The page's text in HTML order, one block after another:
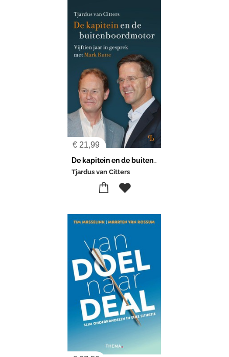
€ 21,99
De kapitein en de buitenboordmotor
Tjardus van Citters